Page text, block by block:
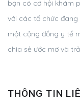
bạn có cơ hội khám
với các tổ chức
một cộng đồng y tế
chia sẻ ước mơ và
THÔNG TIN